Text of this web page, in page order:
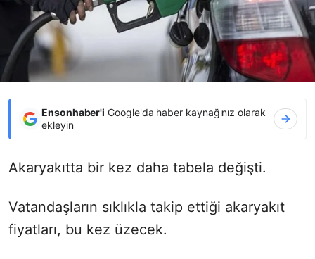
Ensonhaber'i Google'da haber kaynağınız olarak
ekleyin
Akaryakıtta bir kez daha tabela değişti.
Vatandaşların sıklıkla takip ettiği akaryakıt
fiyatları, bu kez üzecek.